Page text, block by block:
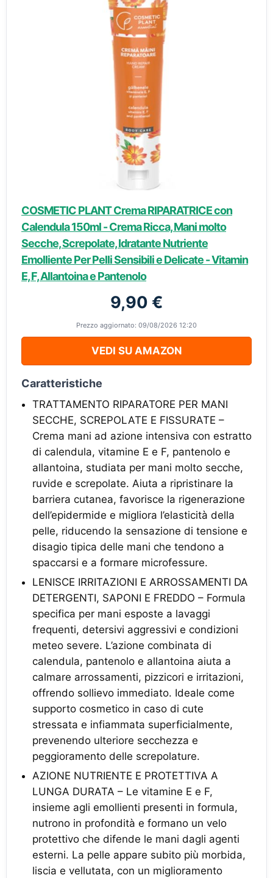
COSMETIC PLANT Crema RIPARATRICE con
Calendula 150ml - Crema Ricca, Mani molto
Secche, Screpolate, Idratante Nutriente
Emolliente Per Pelli Sensibili e Delicate - Vitamin
E, F, Allantoina e Pantenolo
9,90 €
Prezzo aggiornato: 09/08/2026 12:20
VEDI SU AMAZON
Caratteristiche
TRATTAMENTO RIPARATORE PER MANI
SECCHE, SCREPOLATE E FISSURATE –
Crema mani ad azione intensiva con estratto
di calendula, vitamine E e F, pantenolo e
allantoina, studiata per mani molto secche,
ruvide e screpolate. Aiuta a ripristinare la
barriera cutanea, favorisce la rigenerazione
dell’epidermide e migliora l’elasticità della
pelle, riducendo la sensazione di tensione e
disagio tipica delle mani che tendono a
spaccarsi e a formare microfessure.
LENISCE IRRITAZIONI E ARROSSAMENTI DA
DETERGENTI, SAPONI E FREDDO – Formula
specifica per mani esposte a lavaggi
frequenti, detersivi aggressivi e condizioni
meteo severe. L’azione combinata di
calendula, pantenolo e allantoina aiuta a
calmare arrossamenti, pizzicori e irritazioni,
offrendo sollievo immediato. Ideale come
supporto cosmetico in caso di cute
stressata e infiammata superficialmente,
prevenendo ulteriore secchezza e
peggioramento delle screpolature.
AZIONE NUTRIENTE E PROTETTIVA A
LUNGA DURATA – Le vitamine E e F,
insieme agli emollienti presenti in formula,
nutrono in profondità e formano un velo
protettivo che difende le mani dagli agenti
esterni. La pelle appare subito più morbida,
liscia e vellutata, con un miglioramento